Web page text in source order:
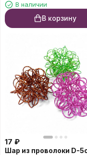
В наличии
В корзину
17 ₽
Шар из проволоки D-